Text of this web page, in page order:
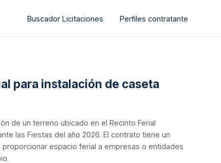
Buscador Licitaciones Perfiles contratante
para instalación de caseta
de un terreno ubicado en el Recinto Ferial
las Fiestas del año 2026. El contrato tiene un
espacio ferial a empresas o entidades